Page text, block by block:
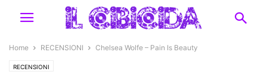
Home RECENSIONI Chelsea Wolfe – Pain Is Beauty
RECENSIONI